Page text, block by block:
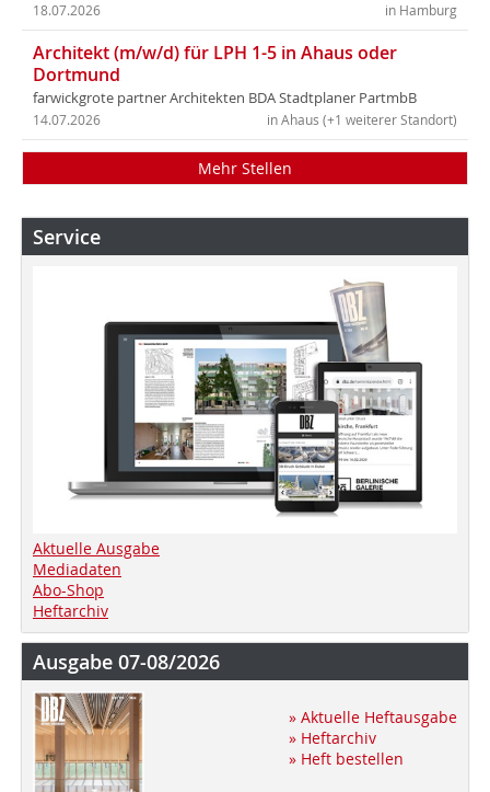
in Hamburg
18.07.2026
Architekt (m/w/d) für LPH 1-5 in Ahaus oder
Dortmund
farwickgrote partner Architekten BDA Stadtplaner PartmbB
in Ahaus (+1 weiterer Standort)
14.07.2026
Mehr Stellen
Service
Aktuelle Ausgabe
Mediadaten
Abo-Shop
Heftarchiv
Ausgabe 07-08/2026
» Aktuelle Heftausgabe
» Heftarchiv
» Heft bestellen